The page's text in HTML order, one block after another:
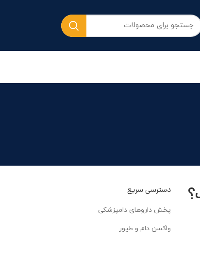
دسترسی سریع
پخش داروهای دامپزشکی
واکسن دام و طیور